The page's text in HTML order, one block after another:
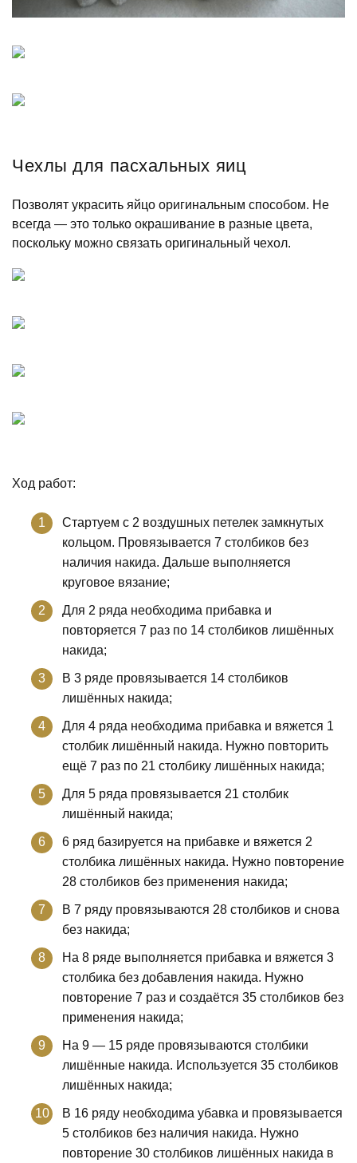
Чехлы для пасхальных яиц
Позволят украсить яйцо оригинальным способом. Не
всегда — это только окрашивание в разные цвета,
поскольку можно связать оригинальный чехол.
Ход работ:
Стартуем с 2 воздушных петелек замкнутых
кольцом. Провязывается 7 столбиков без
наличия накида. Дальше выполняется
круговое вязание;
Для 2 ряда необходима прибавка и
повторяется 7 раз по 14 столбиков лишённых
накида;
В 3 ряде провязывается 14 столбиков
лишённых накида;
Для 4 ряда необходима прибавка и вяжется 1
столбик лишённый накида. Нужно повторить
ещё 7 раз по 21 столбику лишённых накида;
Для 5 ряда провязывается 21 столбик
лишённый накида;
6 ряд базируется на прибавке и вяжется 2
столбика лишённых накида. Нужно повторение
28 столбиков без применения накида;
В 7 ряду провязываются 28 столбиков и снова
без накида;
На 8 ряде выполняется прибавка и вяжется 3
столбика без добавления накида. Нужно
повторение 7 раз и создаётся 35 столбиков без
применения накида;
На 9 — 15 ряде провязываются столбики
лишённые накида. Используется 35 столбиков
лишённых накида;
В 16 ряду необходима убавка и провязывается
5 столбиков без наличия накида. Нужно
повторение 30 столбиков лишённых накида в